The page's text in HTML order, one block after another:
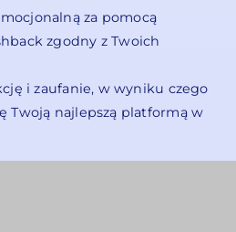
za pomocą
zgodny z Twoich
i zaufanie, w wyniku czego
Twoją najlepszą platformą w